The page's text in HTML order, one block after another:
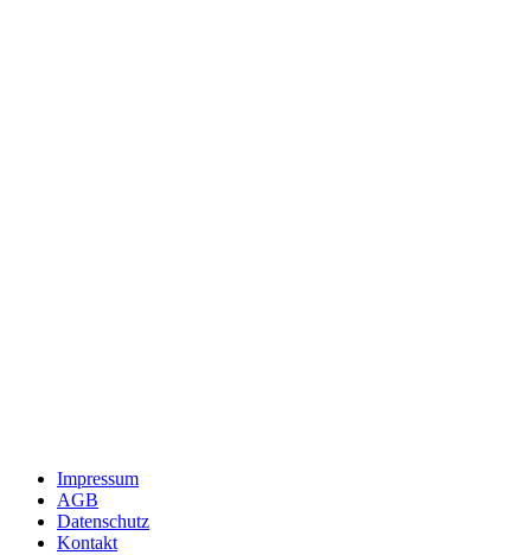
Impressum
AGB
Datenschutz
Kontakt